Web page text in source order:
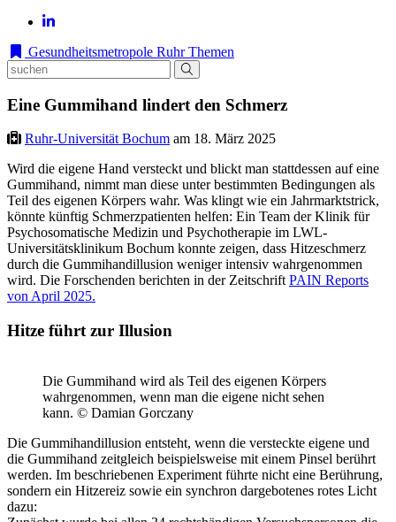
Gesundheitsmetropole Ruhr Themen
Eine Gummihand lindert den Schmerz
Ruhr-Universität Bochum am 18. März 2025
Wird die eigene Hand versteckt und blickt man stattdessen auf eine
Gummihand, nimmt man diese unter bestimmten Bedingungen als
Teil des eigenen Körpers wahr. Was klingt wie ein Jahrmarktstrick,
könnte künftig Schmerzpatienten helfen: Ein Team der Klinik für
Psychosomatische Medizin und Psychotherapie im LWL-
Universitätsklinikum Bochum konnte zeigen, dass Hitzeschmerz
durch die Gummihandillusion weniger intensiv wahrgenommen
wird. Die Forschenden berichten in der ZeitschriftPAIN Reports
von April 2025.
Hitze führt zur Illusion
Die Gummihand wird als Teil des eigenen Körpers
wahrgenommen, wenn man die eigene nicht sehen
kann. © Damian Gorczany
Die Gummihandillusion entsteht, wenn die versteckte eigene und
die Gummihand zeitgleich beispielsweise mit einem Pinsel berührt
werden. Im beschriebenen Experiment führte nicht eine Berührung,
sondern ein Hitzereiz sowie ein synchron dargebotenes rotes Licht
dazu: